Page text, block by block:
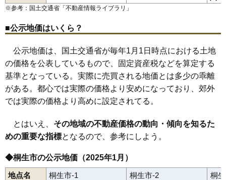
※参考：国土交通省「不動産情報ライブラリ 」
■公示地価はいくら？
公示地価は、国土交通省が毎年1月1日時点における土地
の価格を公表しているもので、固定資産税などを算定する
基準となっている。実際に売買される地価とは多少の乖離
がある。都心では実際の価格より安めになっており、郊外
では実際の価格より高めに設定されてる。
とはいえ、 その地域の不動産価格の動向・傾向を知るた
めの重要な指標となるので、参考にしよう。
◆桐生市の公示地価（2025年1月）
地点名 桐生市-1 桐生市-2 桐
新里町板橋新里町大久保新里町奥沢
錦町西久方町 浜松町
宮前町宮本町三吉町元宿町
桐生駅新桐生駅相老駅新川駅東新川駅